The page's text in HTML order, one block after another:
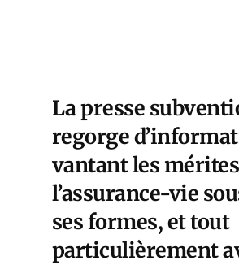
La presse
regorge
vantant les
l’assurance-vie
ses formes, et tout
particulièrement